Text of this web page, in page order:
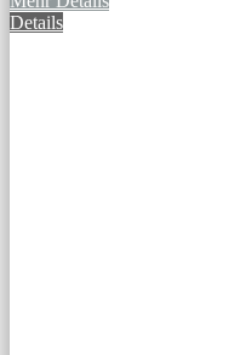
Details